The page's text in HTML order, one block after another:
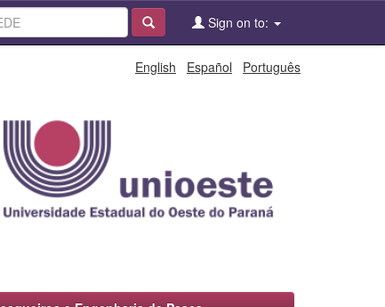
Sign on to:
English Español Português